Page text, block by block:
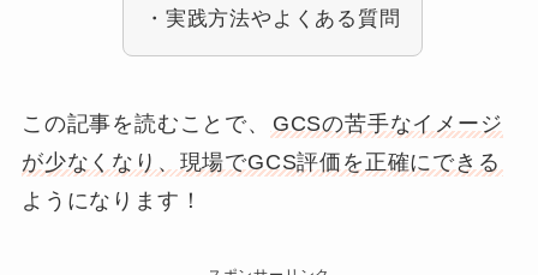
・実践方法やよくある質問
この記事を読むことで、
GCSの苦手なイメージ
が少なくなり、現場でGCS評価を正確にできる
ようになります！